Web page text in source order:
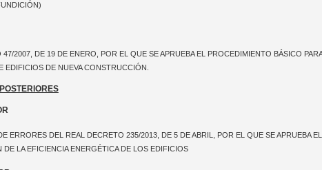
47/2007, DE 19 DE ENERO, POR EL QUE SE APRUEBA EL PROCEDIMIENTO BÁSICO
EDIFICIOS DE NUEVA CONSTRUCCIÓN.
ERRORES DEL REAL DECRETO 235/2013, DE 5 DE ABRIL, POR EL QUE SE APRUEBA
DE LA EFICIENCIA ENERGÉTICA DE LOS EDIFICIOS